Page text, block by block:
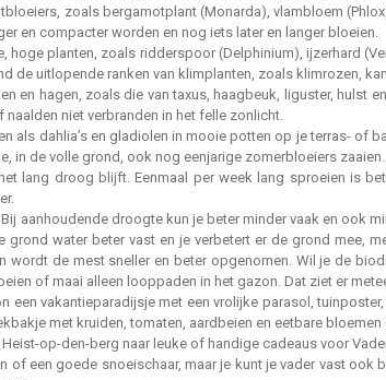
zoals bergamotplant (Monarda), vlambloem
en compacter worden en nog iets later en langer bloeien.
hoge planten, zoals ridderspoor (Delphinium), ijzerhard
de uitlopende ranken van klimplanten, zoals klimrozen,
en hagen, zoals die van taxus, haagbeuk, liguster, hulst
niet verbranden in het felle zonlicht.
als dahlia’s en gladiolen in mooie potten op je terras- of
in de volle grond, ook nog eenjarige zomerbloeiers zaaien.
lang droog blijft. Eenmaal per week lang sproeien is
aanhoudende droogte kun je beter minder vaak en ook
grond water beter vast en je verbetert er de grond mee,
wordt de mest sneller en beter opgenomen. Wil je de
of maai alleen looppaden in het gazon. Dat ziet er
een vakantieparadijsje met een vrolijke parasol,
met kruiden, tomaten, aardbeien en eetbare
op-den-berg naar leuke of handige cadeaus voor
of een goede snoeischaar, maar je kunt je vader vast